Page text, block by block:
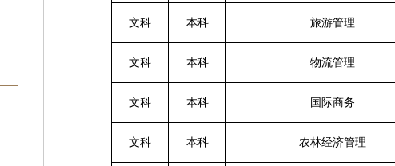
文科 本科 旅游管理
文科 本科 物流管理
文科 本科 国际商务
文科 本科 农林经济管理